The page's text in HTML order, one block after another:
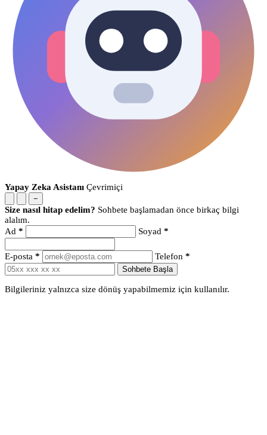
Yapay Zeka Asistanı Çevrimiçi
−
Size nasıl hitap edelim? Sohbete başlamadan önce birkaç bilgi
alalım.
Ad * Soyad *
E-posta * Telefon *
Sohbete Başla
Bilgileriniz yalnızca size dönüş yapabilmemiz için kullanılır.